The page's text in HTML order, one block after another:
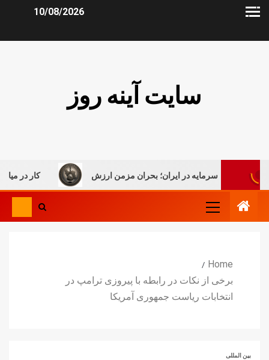
10/08/2026
سایت آینه روز
کار در میان جنگ، سرمایه در ایران؛ بحران مزمن ارزش
Home
برخی از نکات در رابطه با پیروزی ترامپ در
انتخابات ریاست جمهوری آمریکا
بین المللی